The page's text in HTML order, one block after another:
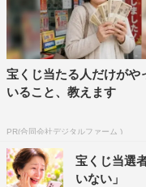
散乱し、足の踏み場
た草薙航基の部屋で
た」という草薙の実
スタジオでは、料理
登場。杏はニューヨ
を乾煎りしてたら火災
20歳くらいだったので
めるためにとっさの機
宝くじ当たる人だけがや
いること、教えます
PR(合同会社デジタルファーム )
宝くじ当選
いない」